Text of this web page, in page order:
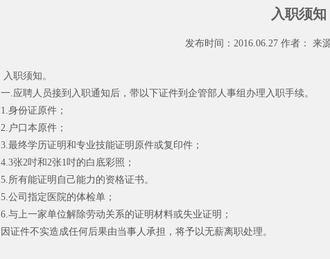
入职须知
发布时间：2016.06.27 作者： 来
入职须知。
一.应聘人员接到入职通知后，带以下证件到企管部人事组办理入职手续。
1.身份证原件；
2.户口本原件；
3.最终学历证明和专业技能证明原件或复印件；
4.3张2吋和2张1吋的白底彩照；
5.所有能证明自己能力的资格证书。
5.公司指定医院的体检单；
6.与上一家单位解除劳动关系的证明材料或失业证明；
因证件不实造成任何后果由当事人承担，将予以无薪离职处理。